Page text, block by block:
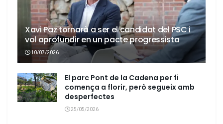
Xavi Paz tornarà a ser el candidat del PSC i
vol aprofundir en un pacte progressista
10/07/2026
El parc Pont de la Cadena per fi
comença a florir, però segueix amb
desperfectes
25/05/2026